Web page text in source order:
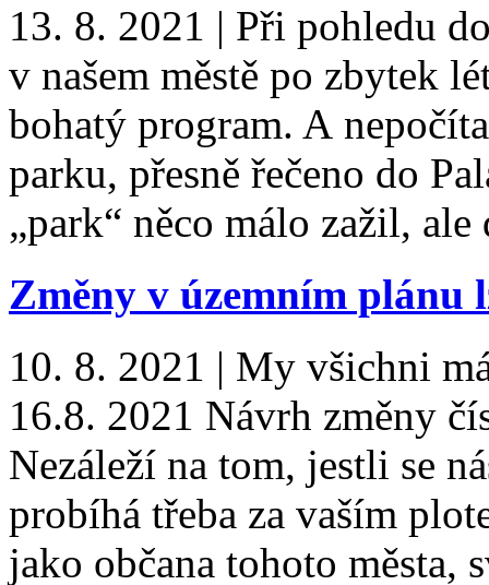
13. 8. 2021 | Při pohledu
v našem městě po zbytek
bohatý program. A
parku, přesně řečeno do
„park“ něco málo zažil,
Změny v územním plánu
10. 8. 2021 | My všichni
16.8. 2021 Návrh změny
Nezáleží na tom, jestli se
probíhá třeba za vaším
jako občana tohoto